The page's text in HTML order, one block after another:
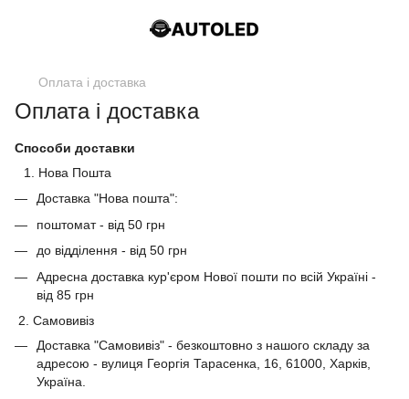
Оплата і доставка
Оплата і доставка
Способи доставки
Нова Пошта
Доставка "Нова пошта":
поштомат - від 50 грн
до відділення - від 50 грн
Адресна доставка кур'єром Нової пошти по всій Україні -
від 85 грн
2. Самовивіз
Доставка "Самовивіз" - безкоштовно з нашого складу за
адресою - вулиця Георгія Тарасенка, 16, 61000, Харків,
Україна.